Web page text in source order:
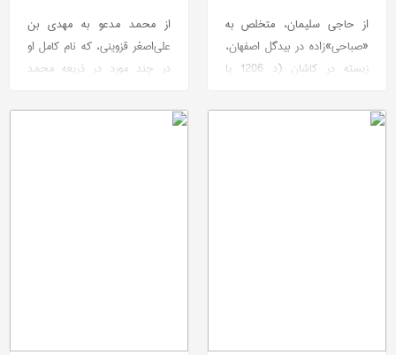
از حاجی سلیمان، متخلص به
«صباحی»زاده در بیدگل اصفهان،
زیسته در كاشان (د 1206 یا
سوگواری.
از محمد مدعو به مهدی بن
علی‌اصغر قزوینی، كه نام كامل او
در چند مورد در ذریعه محمد
یوسف قزوینی آمده...